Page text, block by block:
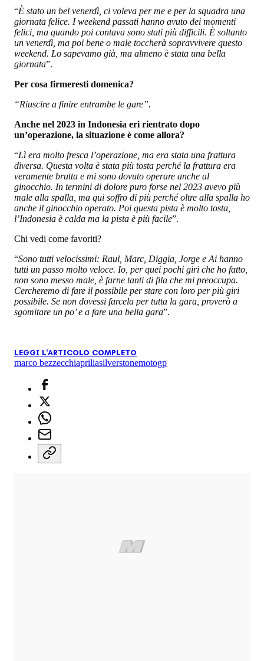
“È stato un bel venerdì, ci voleva per me e per la squadra una
giornata felice. I weekend passati hanno avuto dei momenti
felici, ma quando poi contava sono stati più difficili. È soltanto
un venerdì, ma poi bene o male toccherà sopravvivere questo
weekend. Lo sapevamo già, ma almeno è stata una bella
giornata”.
Per cosa firmeresti domenica?
“Riuscire a finire entrambe le gare”.
Anche nel 2023 in Indonesia eri rientrato dopo
un’operazione, la situazione è come allora?
“Lì era molto fresca l’operazione, ma era stata una frattura
diversa. Questa volta è stata più tosta perché la frattura era
veramente brutta e mi sono dovuto operare anche al
ginocchio. In termini di dolore puro forse nel 2023 avevo più
male alla spalla, ma qui soffro di più perché oltre alla spalla ho
anche il ginocchio operato. Poi questa pista è molto tosta,
l’Indonesia è calda ma la pista è più facile”.
Chi vedi come favoriti?
“Sono tutti velocissimi: Raul, Marc, Diggia, Jorge e Ai hanno
tutti un passo molto veloce. Io, per quei pochi giri che ho fatto,
non sono messo male, è farne tanti di fila che mi preoccupa.
Cercheremo di fare il possibile per stare con loro per più giri
possibile. Se non dovessi farcela per tutta la gara, proverò a
sgomitare un po’ e a fare una bella gara”.
LEGGI L'ARTICOLO COMPLETO
marco bezzecchiapriliasilverstonemotogp